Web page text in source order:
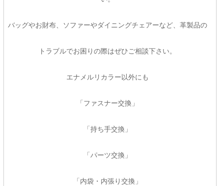
バッグやお財布、ソファーやダイニングチェアーなど、革製品の
トラブルでお困りの際はぜひご相談下さい。
エナメルリカラー以外にも
「ファスナー交換」
「持ち手交換」
「パーツ交換」
「内袋・内張り交換」